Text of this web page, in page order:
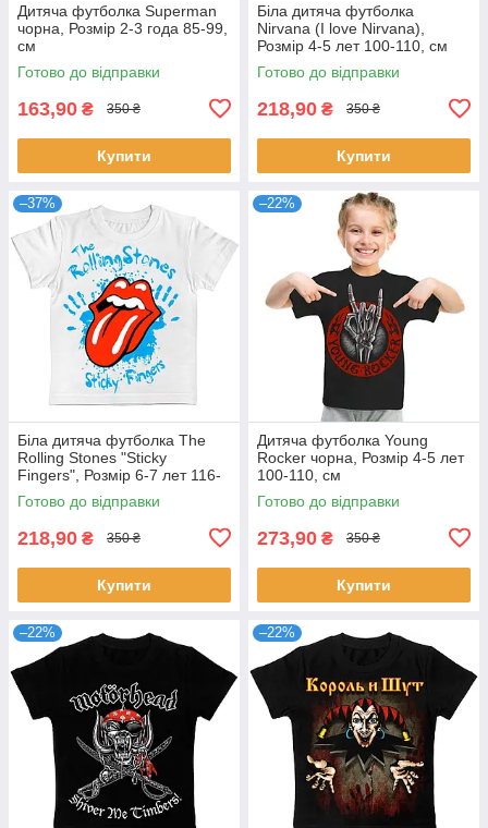
Дитяча футболка Superman
чорна, Розмір 2-3 года 85-99,
см
Готово до відправки
163,90 ₴ 350 ₴
Купити
Біла дитяча футболка
Nirvana (I love Nirvana),
Розмір 4-5 лет 100-110, см
Готово до відправки
218,90 ₴ 350 ₴
Купити
–37%
Біла дитяча футболка The
Rolling Stones "Sticky
Fingers", Розмір 6-7 лет 116-
125, см
Готово до відправки
218,90 ₴ 350 ₴
Купити
–22%
Дитяча футболка Young
Rocker чорна, Розмір 4-5 лет
100-110, см
Готово до відправки
273,90 ₴ 350 ₴
Купити
–22% –22%